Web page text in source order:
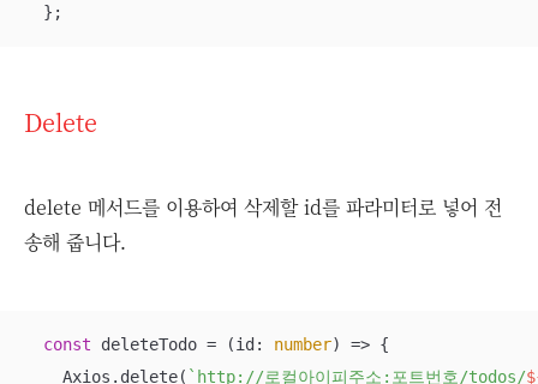
  };
Delete
delete 메서드를 이용하여 삭제할 id를 파라미터로 넣어 전
송해 줍니다.
const deleteTodo = (id: number) => {
    Axios.delete(
`http://로컬아이피주소:포트번호/todos/